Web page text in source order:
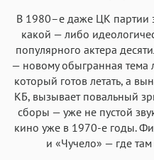
В 1980–е даже ЦК партии
какой — либо
популярного актера
— новому обыгранная тема
который готов летать, а
КБ, вызывает повальный
сборы — уже не пустой
кино уже в 1970-е годы.
и «Чучело» — где